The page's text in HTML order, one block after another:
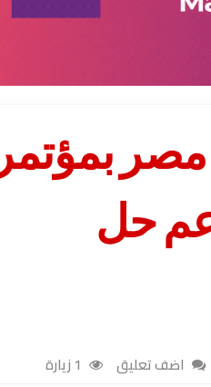
بمؤتمر
حل
اضف تعليق 1 زيارة